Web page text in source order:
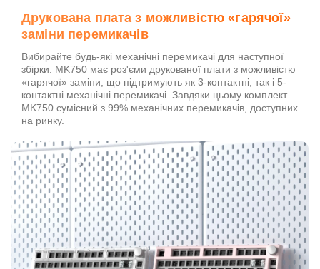
Друкована плата з можливістю «гарячої»
заміни перемикачів
Вибирайте будь-які механічні перемикачі для наступної
збірки. MK750 має роз'єми друкованої плати з можливістю
«гарячої» заміни, що підтримують як 3-контактні, так і 5-
контактні механічні перемикачі. Завдяки цьому комплект
MK750 сумісний з 99% механічних перемикачів, доступних
на ринку.